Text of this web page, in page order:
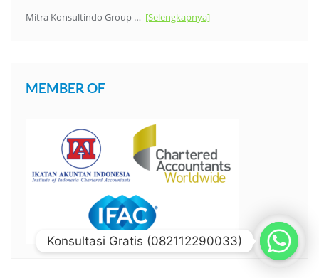
Mitra Konsultindo Group … [Selengkapnya]
MEMBER OF
Konsultasi Gratis (082112290033)